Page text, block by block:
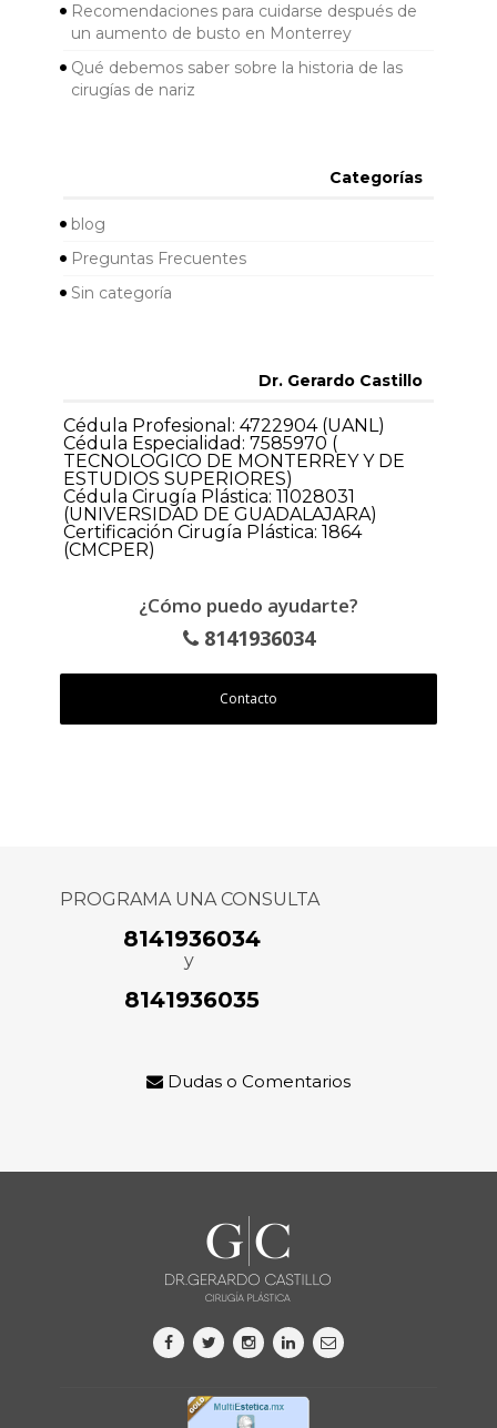
Recomendaciones para cuidarse después de
un aumento de busto en Monterrey
Qué debemos saber sobre la historia de las
cirugías de nariz
Categorías
blog
Preguntas Frecuentes
Sin categoría
Dr. Gerardo Castillo
Cédula Profesional: 4722904 (UANL)
Cédula Especialidad: 7585970 (
TECNOLOGICO DE MONTERREY Y DE
ESTUDIOS SUPERIORES)
Cédula Cirugía Plástica: 11028031
(UNIVERSIDAD DE GUADALAJARA)
Certificación Cirugía Plástica: 1864
(CMCPER)
¿Cómo puedo ayudarte?
8141936034
Contacto
PROGRAMA UNA CONSULTA
8141936034
y
8141936035
Dudas o Comentarios